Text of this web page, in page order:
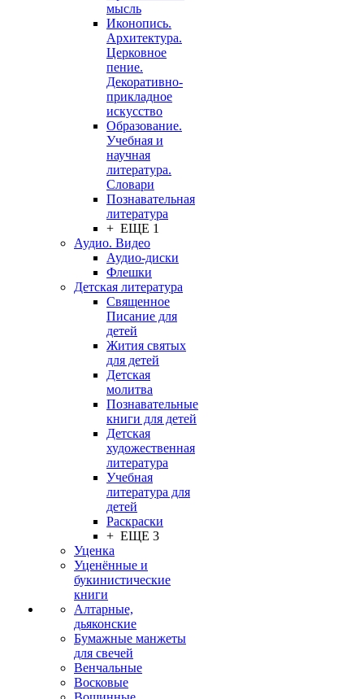
мысль
Иконопись.
Архитектура.
Церковное
пение.
Декоративно-
прикладное
искусство
Образование.
Учебная и
научная
литература.
Словари
Познавательная
литература
+ ЕЩЕ 1
Аудио. Видео
Аудио-диски
Флешки
Детская литература
Священное
Писание для
детей
Жития святых
для детей
Детская
молитва
Познавательные
книги для детей
Детская
художественная
литература
Учебная
литература для
детей
Раскраски
+ ЕЩЕ 3
Уценка
Уценённые и
букинистические
книги
Алтарные,
дьяконские
Бумажные манжеты
для свечей
Венчальные
Восковые